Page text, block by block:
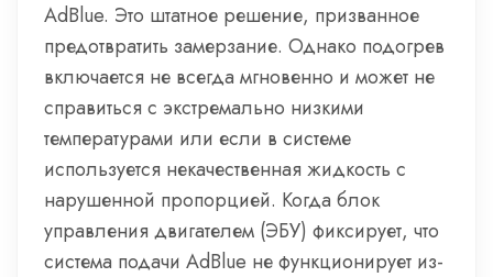
AdBlue. Это штатное решение, призванное
предотвратить замерзание. Однако подогрев
включается не всегда мгновенно и может не
справиться с экстремально низкими
температурами или если в системе
используется некачественная жидкость с
нарушенной пропорцией. Когда блок
управления двигателем (ЭБУ) фиксирует, что
система подачи AdBlue не функционирует из-